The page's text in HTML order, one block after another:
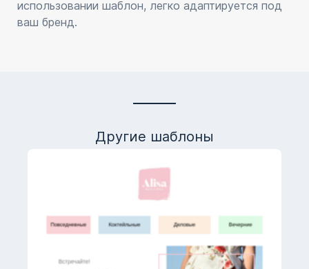
использовании шаблон, легко адаптируется под
ваш бренд.
Другие шаблоны